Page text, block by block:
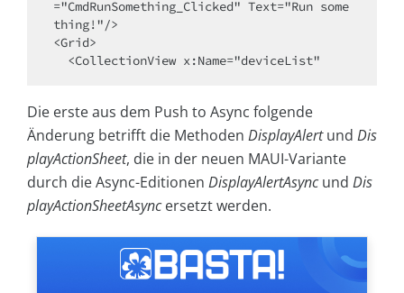
="CmdRunSomething_Clicked" Text="Run some
thing!"/>
<Grid>
Die erste aus dem Push to Async folgende
Änderung betrifft die Methoden DisplayAlertund Dis
playActionSheet, die in der neuen MAUI-Variante
durch die Async-Editionen DisplayAlertAsyncund Dis
playActionSheetAsyncersetzt werden.